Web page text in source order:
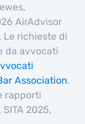
AirAdvisor
richieste di
da avvocati
Association.
rapporti
2025,